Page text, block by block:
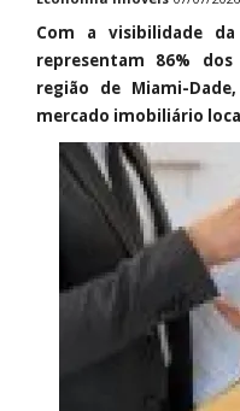
Com a visibilidade
representam 86%
região de Miami-
mercado imobiliário